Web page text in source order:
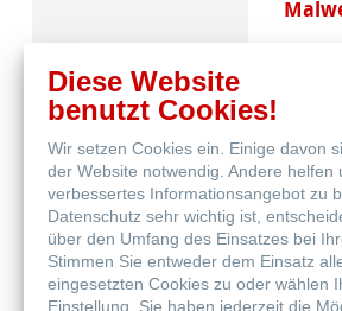
Diese Website
benutzt Cookies!
Wir setzen Cookies ein. Einige davon
der Website notwendig. Andere helfen
verbessertes Informationsangebot zu
Datenschutz sehr wichtig ist,
über den Umfang des Einsatzes bei
Stimmen Sie entweder dem Einsatz
eingesetzten Cookies zu oder wählen
Einstellung. Sie haben jederzeit die